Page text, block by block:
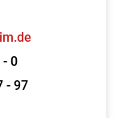
- 0
- 97